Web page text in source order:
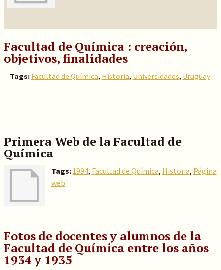
Facultad de Química : creación,
objetivos, finalidades
Tags: Facultad de Química, Historia, Universidades, Uruguay
Primera Web de la Facultad de
Química
Tags: 1994, Facultad de Química, Historia, Página
web
Fotos de docentes y alumnos de la
Facultad de Química entre los años
1934 y 1935